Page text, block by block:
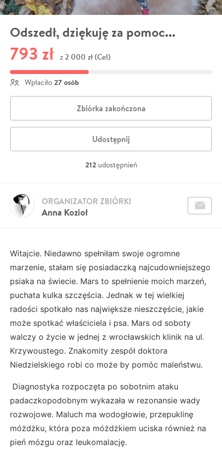
Odszedł, dziękuję za pomoc...
793 zł z 2 000 zł (Cel)
Wpłaciło 27 osób
Zbiórka zakończona
Udostępnij
212 udostępnień
Anna Kozioł
ORGANIZATOR ZBIÓRKI
Witajcie. Niedawno spełniłam swoje ogromne
marzenie, stałam się posiadaczką najcudowniejszego
psiaka na świecie. Mars to spełnienie moich marzeń,
puchata kulka szczęścia. Jednak w tej wielkiej
radości spotkało nas największe nieszczęście, jakie
może spotkać właściciela i psa. Mars od soboty
walczy o życie w jednej z wrocławskich klinik na ul.
Krzywoustego. Znakomity zespół doktora
Niedzielskiego robi co może by pomóc maleństwu.
Diagnostyka rozpoczęta po sobotnim ataku
padaczkopodobnym wykazała w rezonansie wady
rozwojowe. Maluch ma wodogłowie, przepuklinę
móżdżku, która poza móżdżkiem uciska również na
pień mózgu oraz leukomalację.